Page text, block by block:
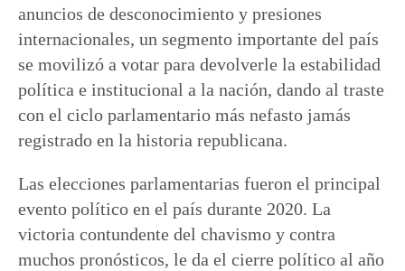
anuncios de desconocimiento y presiones
internacionales, un segmento importante del país
se movilizó a votar para devolverle la estabilidad
política e institucional a la nación, dando al traste
con el ciclo parlamentario más nefasto jamás
registrado en la historia republicana.
Las elecciones parlamentarias fueron el principal
evento político en el país durante 2020. La
victoria contundente del chavismo y contra
muchos pronósticos, le da el cierre político al año